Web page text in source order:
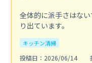
全体的に派手さはな
り出ています。
キッチン清掃
投稿日：2026/06/14